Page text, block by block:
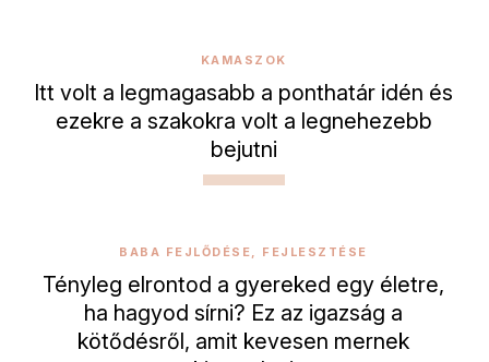
KAMASZOK
Itt volt a legmagasabb a ponthatár idén és
ezekre a szakokra volt a legnehezebb
bejutni
BABA FEJLŐDÉSE, FEJLESZTÉSE
Tényleg elrontod a gyereked egy életre,
ha hagyod sírni? Ez az igazság a
kötődésről, amit kevesen mernek